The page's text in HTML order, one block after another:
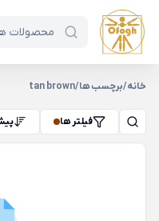
خانه/برچسب ها/
tan brown
فیلتر ها